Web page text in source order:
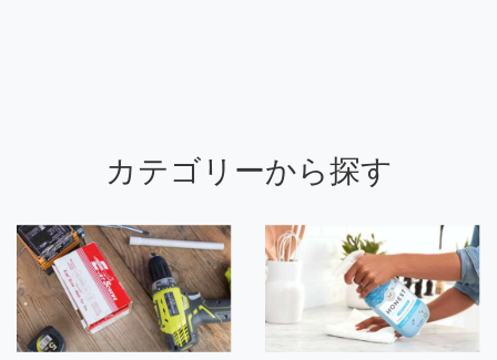
カテゴリーから探す